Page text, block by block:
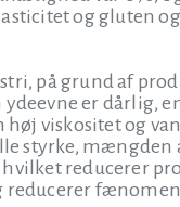
og gluten
på grund af
er dårlig,
viskositet og
styrke, mængden
reducerer